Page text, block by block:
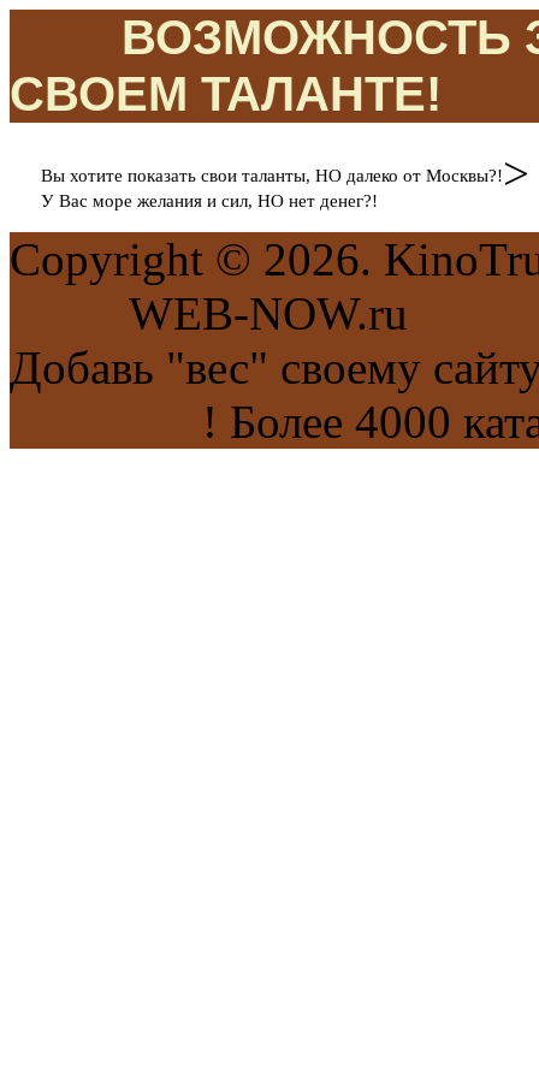
ВОЗМОЖНОСТЬ
СВОЕМ ТАЛАНТЕ!
Вы хотите показать свои таланты, НО далеко от Москвы?!
У Вас море желания и сил, НО нет денег?!
>
Copyright © 2026.
WEB-NOW.ru
Добавь "вес" своему
! Более 4000